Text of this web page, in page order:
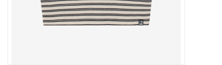
Cadeaubon